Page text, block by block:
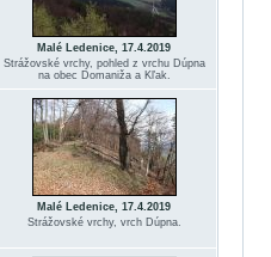
Malé Ledenice, 17.4.2019
Strážovské vrchy, pohled z vrchu Dúpna
na obec Domaniža a Kľak.
Malé Ledenice, 17.4.2019
Strážovské vrchy, vrch Dúpna.